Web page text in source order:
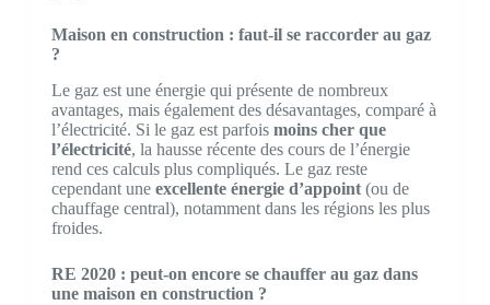
Maison en construction : faut-il se raccorder au gaz
?
Le gaz est une énergie qui présente de nombreux
avantages, mais également des désavantages, comparé à
l’électricité. Si le gaz est parfoismoins cher que
l’électricité, la hausse récente des cours de l’énergie
rend ces calculs plus compliqués. Le gaz reste
cependant uneexcellente énergie d’appoint (ou de
chauffage central), notamment dans les régions les plus
froides.
RE 2020 : peut-on encore se chauffer au gaz dans
une maison en construction ?